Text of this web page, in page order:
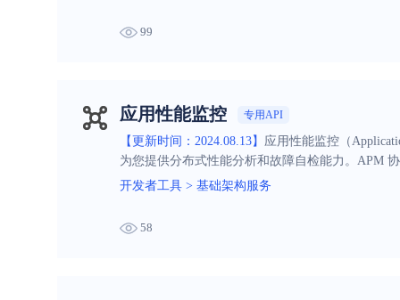
99
应用性能监控 专用API
【更新时间：2024.08.13】 应用性能监控（
为您提供分布式性能分析和故障自检能力。APM
性能，提升用户体验。
开发者工具 > 基础架构服务
58